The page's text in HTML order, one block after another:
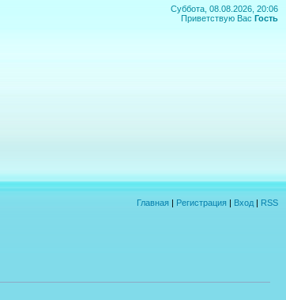
Суббота, 08.08.2026, 20:06
Приветствую Вас Гость
Главная | Регистрация | Вход | RSS